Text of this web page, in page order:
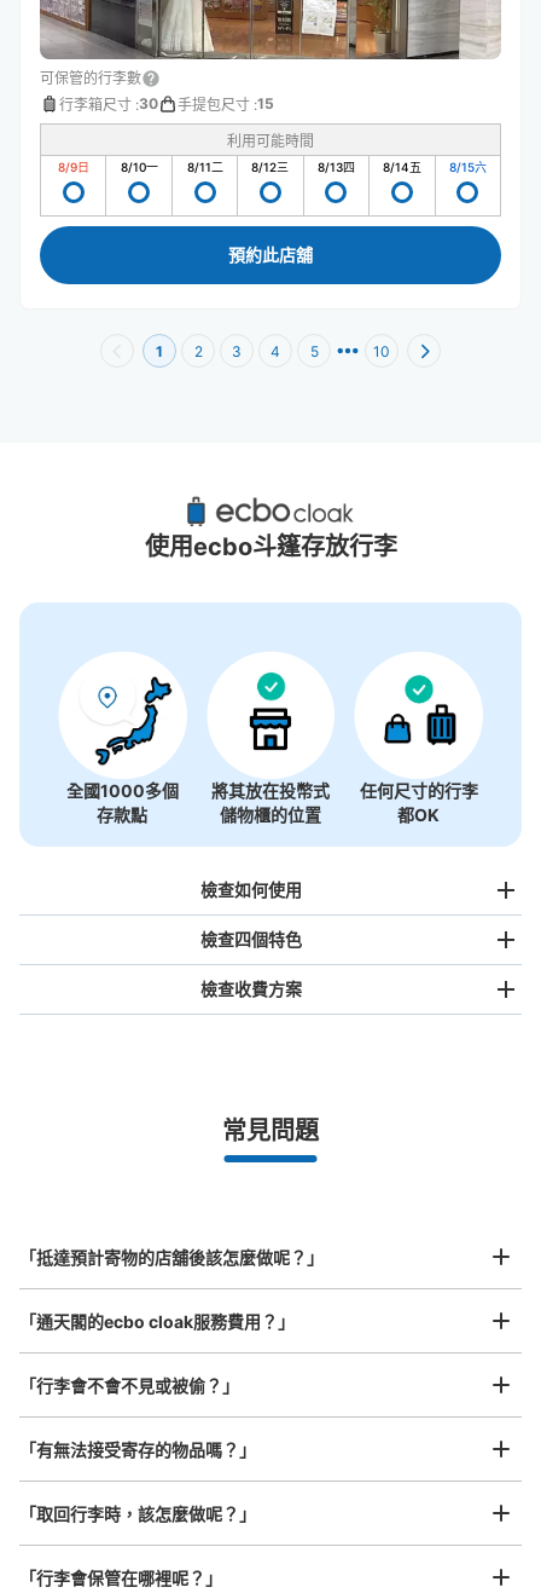
可保管的行李數
行李箱尺寸 :30 手提包尺寸 :15
利用可能時間
8/9日 8/10一 8/11二 8/12三 8/13四 8/14五 8/15六
預約此店舖
1 2 3 4 5 10
通天閣附近推薦的寄物櫃
11個投幣式置物櫃
可保管的行李數
使用ecbo斗篷存放行李
全國1000多個
存款點
將其放在投幣式
儲物櫃的位置
任何尺寸的行李
都OK
檢查如何使用
事先用手機預約
指定的日期和時間
工作人員拍完行李照片後
檢查四個特色
全國有1,000家以上合作店鋪
我們與許多地點方便的車站內店舖以及24小時營業的店鋪合作。
檢查收費方案
最長邊未滿45cm的行李（小型背包、手提包、手提行李
¥800/日
常見問題
「抵達預計寄物的店舖後該怎麼做呢？」
「通天閣的ecbo cloak服務費用？」
「行李會不會不見或被偷？」
「有無法接受寄存的物品嗎？」
「取回行李時，該怎麼做呢？」
「行李會保管在哪裡呢？」